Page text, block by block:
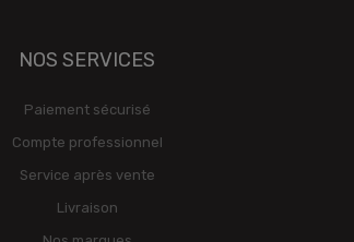
NOS SERVICES
Paiement sécurisé
Compte professionnel
Service après vente
Livraison